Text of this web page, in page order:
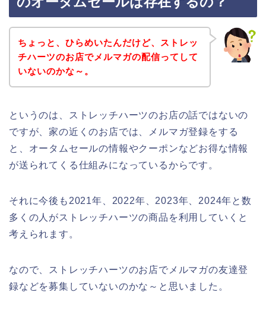
ちょっと、ひらめいたんだけど、ストレッ
チハーツのお店でメルマガの配信ってして
いないのかな～。
というのは、ストレッチハーツのお店の話ではないの
ですが、家の近くのお店では、メルマガ登録をする
と、オータムセールの情報やクーポンなどお得な情報
が送られてくる仕組みになっているからです。
それに今後も2021年、2022年、2023年、2024年と数
多くの人がストレッチハーツの商品を利用していくと
考えられます。
なので、ストレッチハーツのお店でメルマガの友達登
録などを募集していないのかな～と思いました。